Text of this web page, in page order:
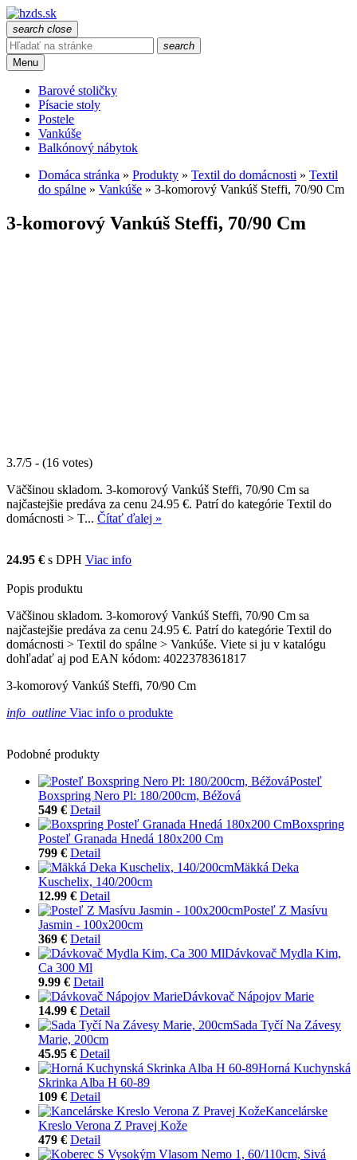
search close
search
Menu
Barové stoličky
Písacie stoly
Postele
Vankúše
Balkónový nábytok
Domáca stránka » Produkty » Textil do domácnosti » Textil
do spálne » Vankúše » 3-komorový Vankúš Steffi, 70/90 Cm
3-komorový Vankúš Steffi, 70/90 Cm
3.7/5 - (16 votes)
Väčšinou skladom. 3-komorový Vankúš Steffi, 70/90 Cm sa
najčastejšie predáva za cenu 24.95 €. Patrí do kategórie Textil do
domácnosti > T... Čítať ďalej »
24.95 € s DPH Viac info
Popis produktu
Väčšinou skladom. 3-komorový Vankúš Steffi, 70/90 Cm sa
najčastejšie predáva za cenu 24.95 €. Patrí do kategórie Textil do
domácnosti > Textil do spálne > Vankúše. Viete si ju v katalógu
dohľadať aj pod EAN kódom: 4022378361817
3-komorový Vankúš Steffi, 70/90 Cm
info_outline Viac info o produkte
Podobné produkty
Posteľ
Boxspring Nero Pl: 180/200cm, Béžová
549 € Detail
Boxspring
Posteľ Granada Hnedá 180x200 Cm
799 € Detail
Mäkká Deka
Kuschelix, 140/200cm
12.99 € Detail
Posteľ Z Masívu
Jasmin - 100x200cm
369 € Detail
Dávkovač Mydla Kim,
Ca 300 Ml
9.99 € Detail
Dávkovač Nápojov Marie
14.99 € Detail
Sada Tyčí Na Závesy
Marie, 200cm
45.95 € Detail
Horná Kuchynská
Skrinka Alba H 60-89
109 € Detail
Kancelárske
Kreslo Verona Z Pravej Kože
479 € Detail